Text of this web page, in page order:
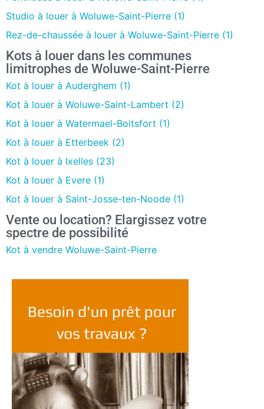
Studio à louer à Woluwe-Saint-Pierre (1)
Rez-de-chaussée à louer à Woluwe-Saint-Pierre (1)
Kots à louer dans les communes
limitrophes de Woluwe-Saint-Pierre
Kot à louer à Auderghem (1)
Kot à louer à Woluwe-Saint-Lambert (2)
Kot à louer à Watermael-Boitsfort (1)
Kot à louer à Etterbeek (2)
Kot à louer à Ixelles (23)
Kot à louer à Evere (1)
Kot à louer à Saint-Josse-ten-Noode (1)
Vente ou location? Elargissez votre
spectre de possibilité
Kot à vendre Woluwe-Saint-Pierre